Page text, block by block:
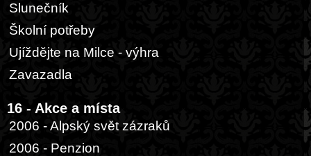
Slunečník
Školní potřeby
Ujíždějte na Milce - výhra
Zavazadla
16 - Akce a místa
2006 - Alpský svět zázraků
2006 - Penzion